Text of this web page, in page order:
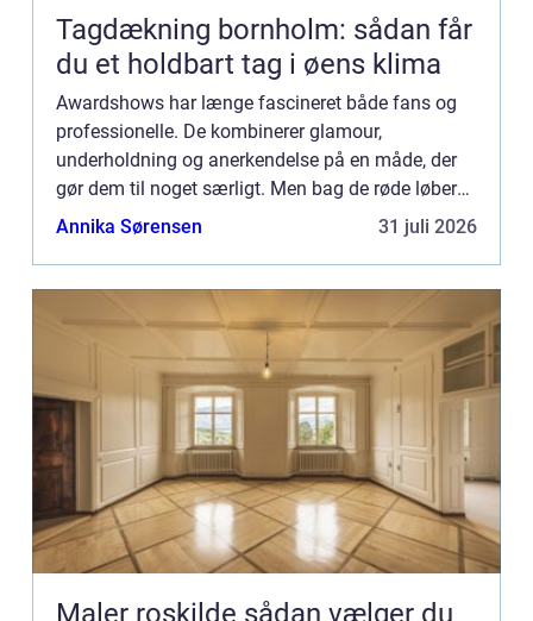
Tagdækning bornholm: sådan får
du et holdbart tag i øens klima
Awardshows har længe fascineret både fans og
professionelle. De kombinerer glamour,
underholdning og anerkendelse på en måde, der
gør dem til noget særligt. Men bag de røde løbere
og glitrende kjoler...
Annika Sørensen 31 juli 2026
Maler roskilde sådan vælger du